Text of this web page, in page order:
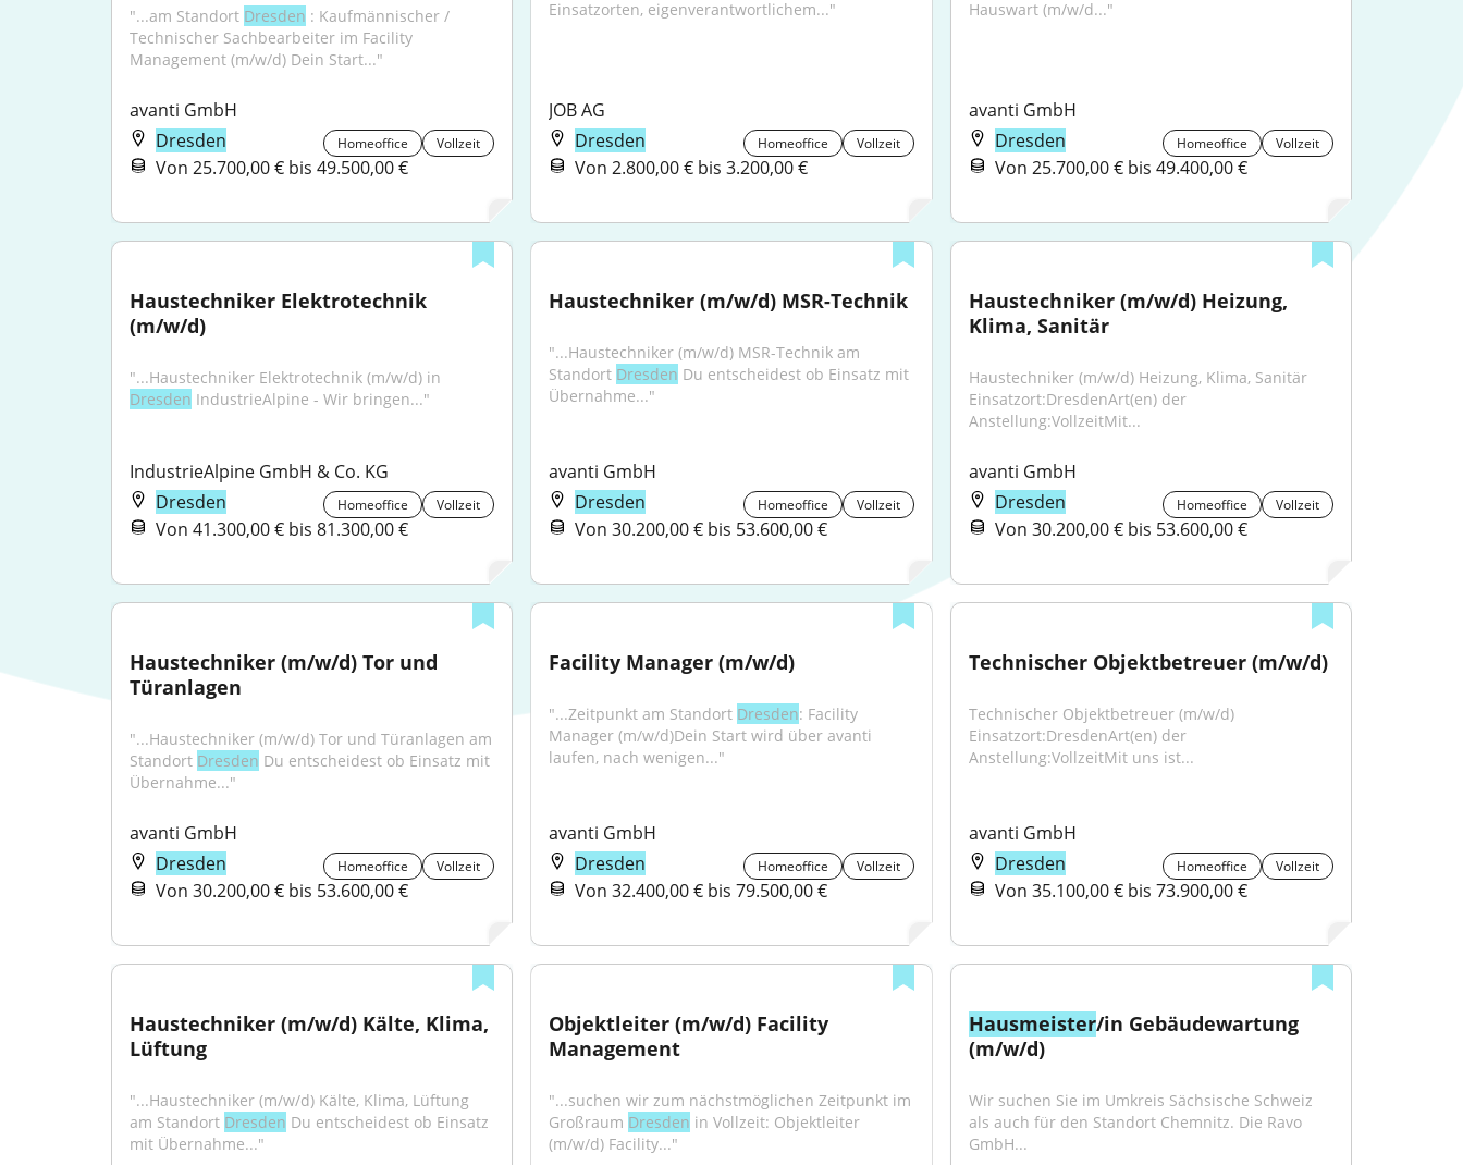
"...am Standort Dresden : Kaufmännischer /
Technischer Sachbearbeiter im Facility
Management (m/w/d) Dein Start..."
avanti GmbH
Dresden
Homeoffice Vollzeit
Von 25.700,00 € bis 49.500,00 €
Einsatzorten, eigenverantwortlichem..."
JOB AG
Dresden
Homeoffice Vollzeit
Von 2.800,00 € bis 3.200,00 €
Hauswart (m/w/d..."
avanti GmbH
Dresden
Homeoffice Vollzeit
Von 25.700,00 € bis 49.400,00 €
Haustechniker Elektrotechnik
(m/w/d)
Dresden IndustrieAlpine - Wir bringen..."
IndustrieAlpine GmbH & Co. KG
Dresden
Homeoffice Vollzeit
Von 41.300,00 € bis 81.300,00 €
Haustechniker (m/w/d) MSR-Technik
"...Haustechniker (m/w/d) MSR-Technik am
Standort Dresden Du entscheidest ob Einsatz mit
Übernahme..."
avanti GmbH
Dresden
Homeoffice Vollzeit
Von 30.200,00 € bis 53.600,00 €
Haustechniker (m/w/d) Heizung,
Klima, Sanitär
Haustechniker (m/w/d) Heizung, Klima, Sanitär
Einsatzort:DresdenArt(en) der
Anstellung:VollzeitMit...
avanti GmbH
Dresden
Homeoffice Vollzeit
Von 30.200,00 € bis 53.600,00 €
Haustechniker (m/w/d) Tor und
Türanlagen
"...Haustechniker (m/w/d) Tor und Türanlagen am
Standort Dresden Du entscheidest ob Einsatz mit
Übernahme..."
avanti GmbH
Dresden
Homeoffice Vollzeit
Von 30.200,00 € bis 53.600,00 €
Facility Manager (m/w/d)
"...Zeitpunkt am Standort Dresden: Facility
Manager (m/w/d)Dein Start wird über avanti
laufen, nach wenigen..."
avanti GmbH
Dresden
Homeoffice Vollzeit
Von 32.400,00 € bis 79.500,00 €
Technischer Objektbetreuer (m/w/d)
Technischer Objektbetreuer (m/w/d)
Einsatzort:DresdenArt(en) der
Anstellung:VollzeitMit uns ist...
avanti GmbH
Dresden
Homeoffice Vollzeit
Von 35.100,00 € bis 73.900,00 €
Haustechniker (m/w/d) Kälte, Klima,
Lüftung
"...Haustechniker (m/w/d) Kälte, Klima, Lüftung
am Standort Dresden Du entscheidest ob Einsatz
mit Übernahme..."
Objektleiter (m/w/d) Facility
Management
"...suchen wir zum nächstmöglichen Zeitpunkt im
Großraum Dresden in Vollzeit: Objektleiter
(m/w/d) Facility..."
Hausmeister/in Gebäudewartung
(m/w/d)
Wir suchen Sie im Umkreis Sächsische Schweiz
als auch für den Standort Chemnitz. Die Ravo
GmbH...